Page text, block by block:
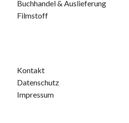
Buchhandel & Auslieferung
Filmstoff
Kontakt
Datenschutz
Impressum